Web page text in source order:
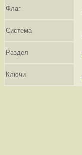
Флаг
Система
Раздел
Ключи